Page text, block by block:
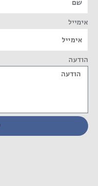
אימייל
הודעה